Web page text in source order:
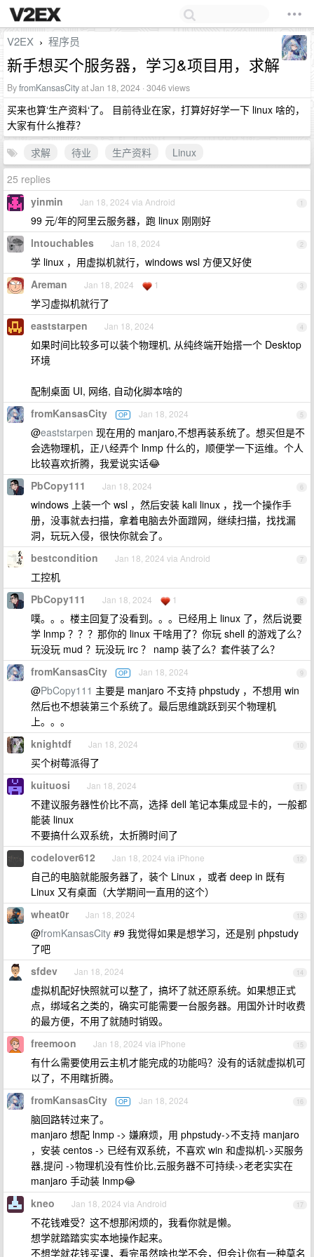
V2EX › 程序员
新手想买个服务器，学习&项目用，求解
ByfromKansasCityat Jan 18, 2024 · 3046 views
买来也算‘生产资料‘了。 目前待业在家，打算好好学一下 linux 啥的，
大家有什么推荐？
求解
待业 生产资料
Linux
25 replies
1
yinmin Jan 18, 2024 via Android
99 元/年的阿里云服务器，跑 linux 刚刚好
2
lntouchables Jan 18, 2024
学 linux ，用虚拟机就行，windows wsl 方便又好使
3
Areman Jan 18, 2024 1
学习虚拟机就行了
4
eaststarpen Jan 18, 2024
如果时间比较多可以装个物理机, 从纯终端开始搭一个 Desktop
环境
配制桌面 UI, 网络, 自动化脚本啥的
5
fromKansasCity OP Jan 18, 2024
@eaststarpen 现在用的 manjaro,不想再装系统了。想买但是不
会选物理机，正八经弄个 lnmp 什么的，顺便学一下运维。个人
比较喜欢折腾，我爱说实话😂
6
PbCopy111 Jan 18, 2024
windows 上装一个 wsl ，然后安装 kali linux ，找一个操作手
册，没事就去扫描，拿着电脑去外面蹭网，继续扫描，找找漏
洞，玩玩入侵，很快你就会了。
7
bestcondition Jan 18, 2024 via Android
工控机
8
PbCopy111 Jan 18, 2024 1
噗。。。楼主回复了没看到。。。已经用上 linux 了，然后说要
学 lnmp ？？？那你的 linux 干啥用了？你玩 shell 的游戏了么？
玩没玩 mud ？玩没玩 irc ？ namp 装了么？套件装了么？
9
fromKansasCity OP Jan 18, 2024
@PbCopy111 主要是 manjaro 不支持 phpstudy ，不想用 win
然后也不想装第三个系统了。最后思维跳跃到买个物理机
上。。。
10
knightdf Jan 18, 2024
买个树莓派得了
11
kuituosi Jan 18, 2024
不建议服务器性价比不高，选择 dell 笔记本集成显卡的，一般都
能装 linux
不要搞什么双系统，太折腾时间了
12
codelover612 Jan 18, 2024 via iPhone
自己的电脑就能服务器了，装个 Linux ，或者 deep in 既有
Linux 又有桌面（大学期间一直用的这个）
13
wheat0r Jan 18, 2024
@fromKansasCity #9 我觉得如果是想学习，还是别 phpstudy
了吧
14
sfdev Jan 18, 2024
虚拟机配好快照就可以整了，搞坏了就还原系统。如果想正式
点，绑域名之类的，确实可能需要一台服务器。用国外计时收费
的最方便，不用了就随时销毁。
15
freemoon Jan 18, 2024 via iPhone
有什么需要使用云主机才能完成的功能吗？没有的话就虚拟机可
以了，不用瞎折腾。
16
fromKansasCity OP Jan 18, 2024
脑回路转过来了。
manjaro 想配 lnmp -> 嫌麻烦，用 phpstudy->不支持 manjaro
，安装 centos -> 已经有双系统，不喜欢 win 和虚拟机->买服务
器,提问 ->物理机没有性价比,云服务器不可持续->老老实实在
manjaro 手动装 lnmp😂
17
kneo Jan 18, 2024 via Android
不花钱难受？这不想那闲烦的，我看你就是懒。
想学就踏踏实实本地操作起来。
不想学就花钱买课，看完虽然啥也学不会，但会让你有一种莫名